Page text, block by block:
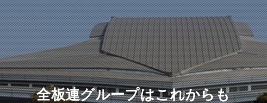
全板連グループはこれからも